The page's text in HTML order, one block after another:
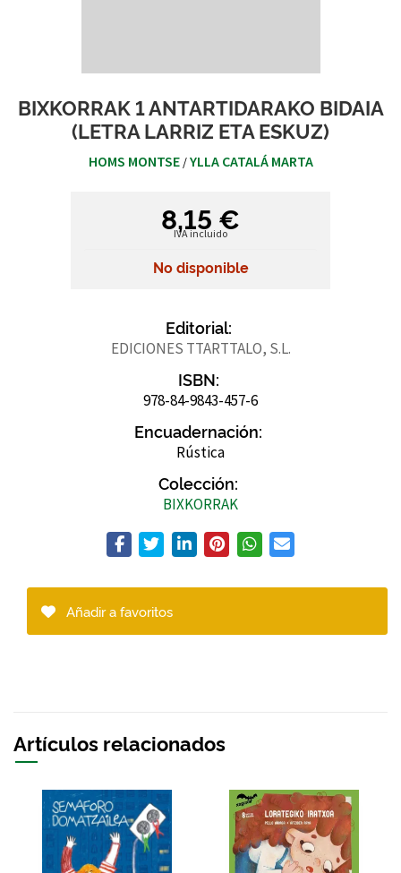
BIXKORRAK 1 ANTARTIDARAKO BIDAIA
(LETRA LARRIZ ETA ESKUZ)
HOMS MONTSE /YLLA CATALÁ MARTA
8,15 €
IVA incluido
No disponible
Editorial:
EDICIONES TTARTTALO, S.L.
ISBN:
978-84-9843-457-6
Encuadernación:
Rústica
Colección:
BIXKORRAK
Añadir a favoritos
Artículos relacionados